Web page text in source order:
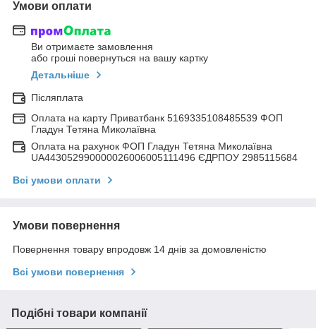
Умови оплати
Ви отримаєте замовлення
або гроші повернуться на вашу картку
Детальніше
Післяплата
Оплата на карту Приватбанк 5169335108485539 ФОП
Гладун Тетяна Миколаївна
Оплата на рахунок ФОП Гладун Тетяна Миколаївна
UA443052990000026006005111496 ЄДРПОУ 2985115684
Всі умови оплати
Умови повернення
Повернення товару впродовж 14 днів за домовленістю
Всі умови повернення
Подібні товари компанії